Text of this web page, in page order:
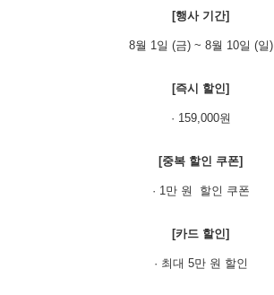
[행사 기간]
8월 1일 (금) ~ 8월 10일 (일)
[즉시 할인]
· 159,000원
[중복 할인 쿠폰]
· 1만 원 할인 쿠폰
[카드 할인]
· 최대 5만 원 할인